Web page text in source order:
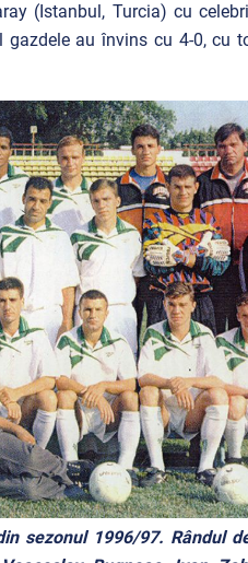
(Istanbul, Turcia) cu
au învins cu 4-0, cu
sezonul 1996/97. Rândul